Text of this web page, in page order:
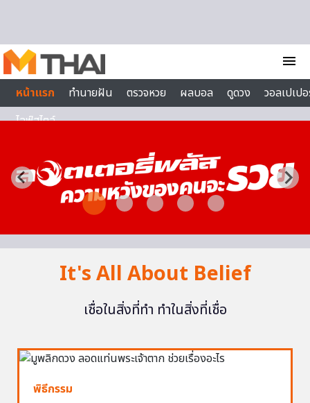
menu
หน้าแรก
ทำนายฝัน ตรวจหวย ผลบอล ดูดวง
วอลเปเป
ไลฟ์สไตล์
It's All About Belief
เชื่อในสิ่งที่ทำ ทำในสิ่งที่เชื่อ
พิธีกรรม